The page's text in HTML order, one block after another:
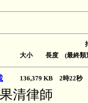
大小 長度 (最終類
136,379 KB 2時22
清律師